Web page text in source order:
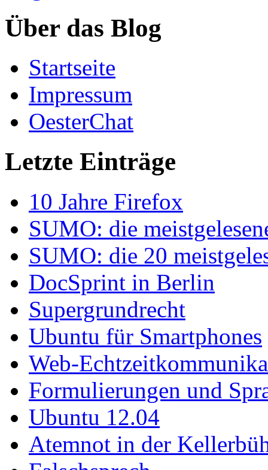
Über das Blog
Startseite
Impressum
OesterChat
Letzte Einträge
10 Jahre Firefox
SUMO: die
SUMO: die 20
DocSprint in Berlin
Supergrundrecht
Ubuntu für Smartphones
Web-
Formulierungen und
Ubuntu 12.04
Atemnot in der